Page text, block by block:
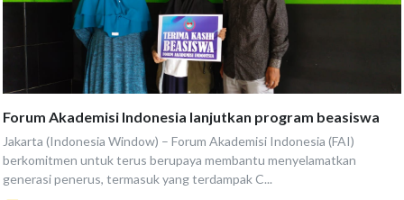
Forum Akademisi Indonesia lanjutkan program beasiswa
Jakarta (Indonesia Window) – Forum Akademisi Indonesia (FAI)
berkomitmen untuk terus berupaya membantu menyelamatkan
generasi penerus, termasuk yang terdampak C...